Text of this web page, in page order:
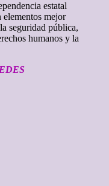
estatal
mejor
seguridad pública,
humanos y la